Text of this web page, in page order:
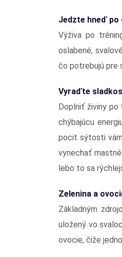
Jedzte hneď po
Výživa po
oslabené,
čo potrebujú pre
Vyraďte
Doplniť živiny
chýbajúcu
pocit sýtosti
vynechať
lebo to sa
Zelenina a
Základným
uložený vo
ovocie, čiže